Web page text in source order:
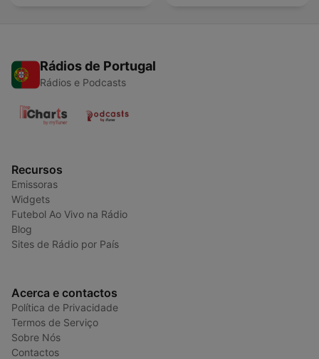
Rádios de Portugal
Rádios e Podcasts
Recursos
Emissoras
Widgets
Futebol Ao Vivo na Rádio
Blog
Sites de Rádio por País
Acerca e contactos
Política de Privacidade
Termos de Serviço
Sobre Nós
Contactos